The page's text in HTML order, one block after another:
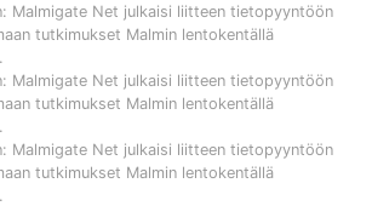
: Malmigate Net julkaisi liitteen tietopyyntöön
tutkimukset Malmin lentokentällä
.
: Malmigate Net julkaisi liitteen tietopyyntöön
tutkimukset Malmin lentokentällä
.
: Malmigate Net julkaisi liitteen tietopyyntöön
tutkimukset Malmin lentokentällä
.